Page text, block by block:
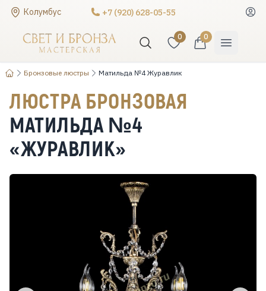
Колумбус +7 (920) 628-05-55
0 0
Бронзовые люстры Матильда №4 Журавлик
ЛЮСТРА БРОНЗОВАЯ
МАТИЛЬДА №4
«ЖУРАВЛИК»